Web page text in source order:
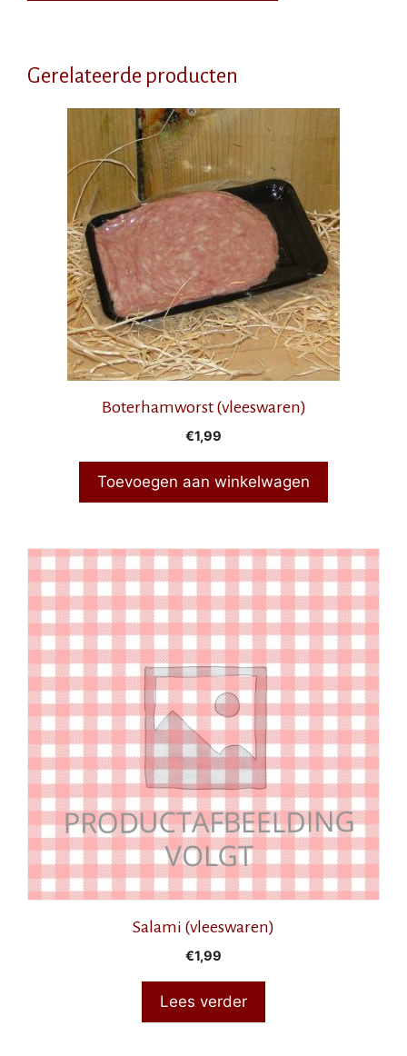
Gerelateerde producten
Boterhamworst (vleeswaren)
€1,99
Toevoegen aan winkelwagen
Salami (vleeswaren)
€1,99
Lees verder